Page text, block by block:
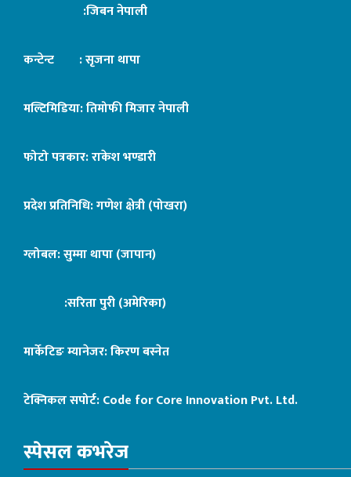
:जिबन नेपाली
कन्टेन्ट : सृजना थापा
मल्टिमिडिया: तिमोफी मिजार नेपाली
फोटो पत्रकार: राकेश भण्डारी
प्रदेश प्रतिनिधि: गणेश क्षेत्री (पोखरा)
ग्लोबल: सुम्मा थापा (जापान)
:सरिता पुरी (अमेरिका)
मार्केटिङ म्यानेजर: किरण बस्नेत
टेक्निकल सपोर्ट:Code for Core Innovation Pvt. Ltd.
स्पेसल कभरेज